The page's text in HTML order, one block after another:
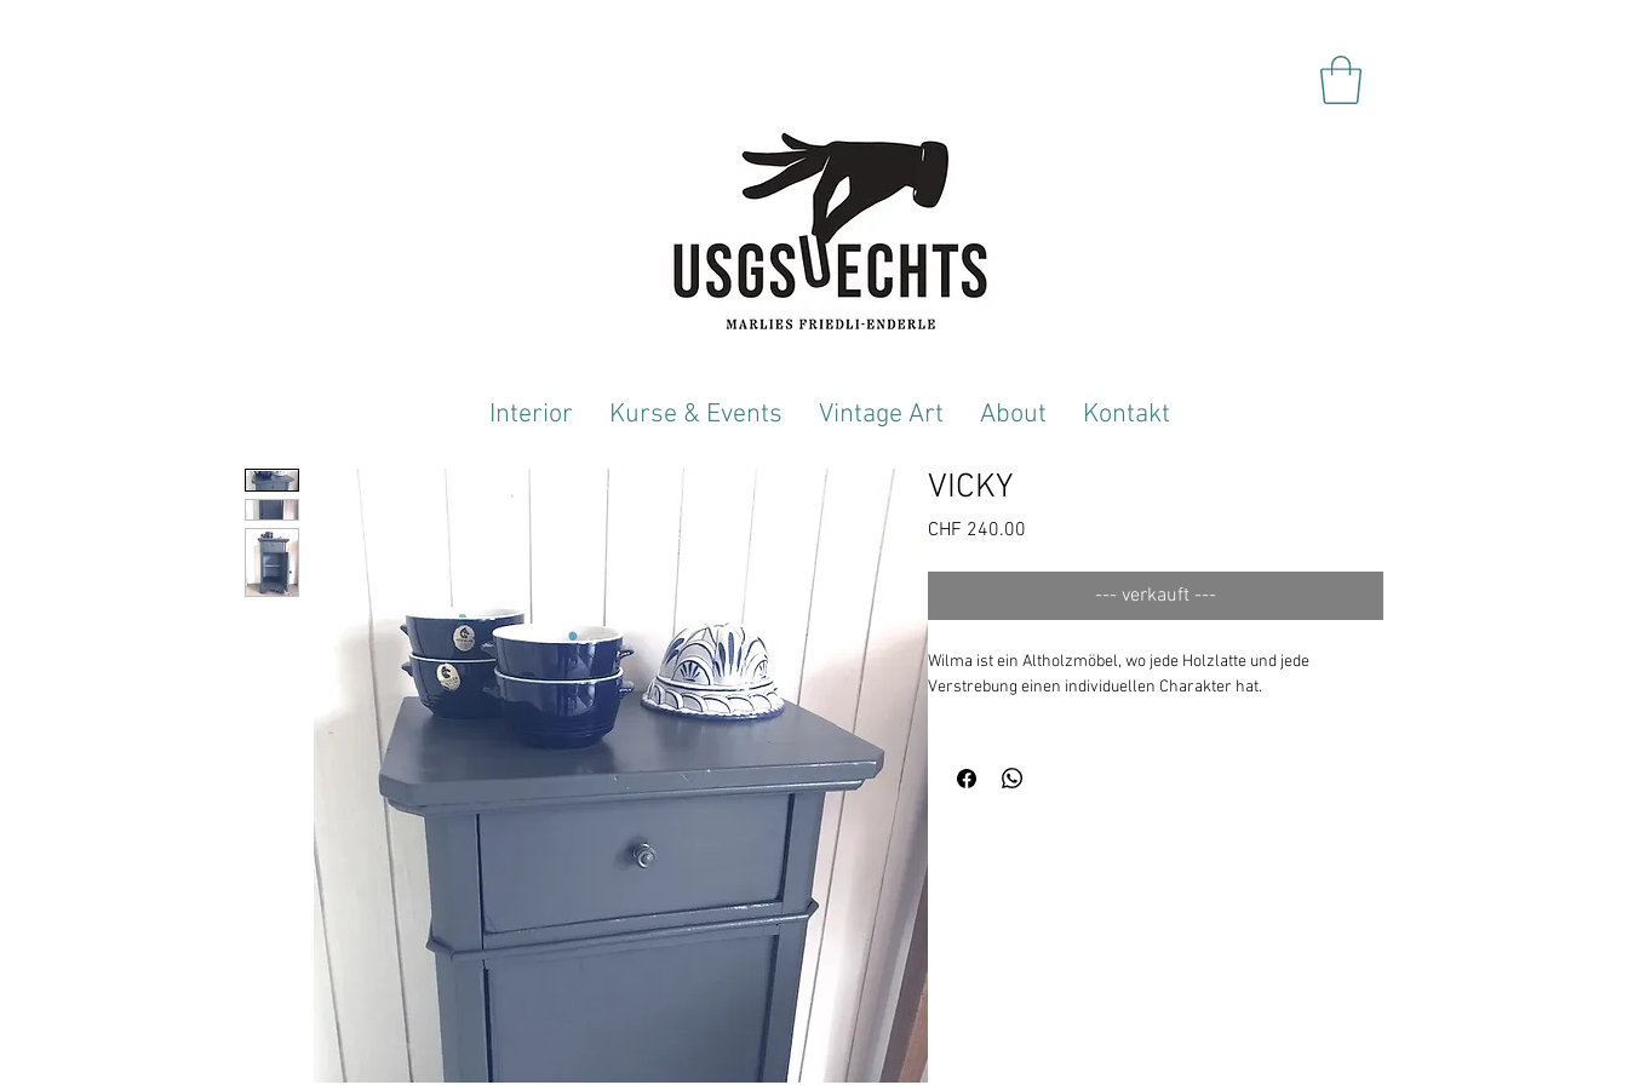
Interior Kurse & Events Vintage Art About Kontakt
VICKY
CHF 240.00
--- verkauft ---
Wilma ist ein Altholzmöbel, wo jede Holzlatte und jede
Verstrebung einen individuellen Charakter hat.